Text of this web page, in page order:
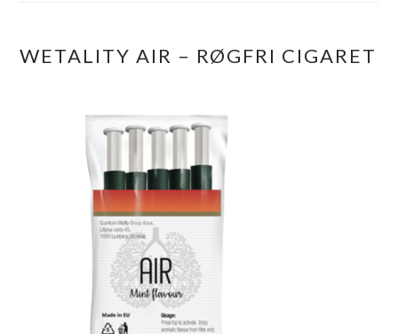
WETALITY AIR – RØGFRI CIGARET